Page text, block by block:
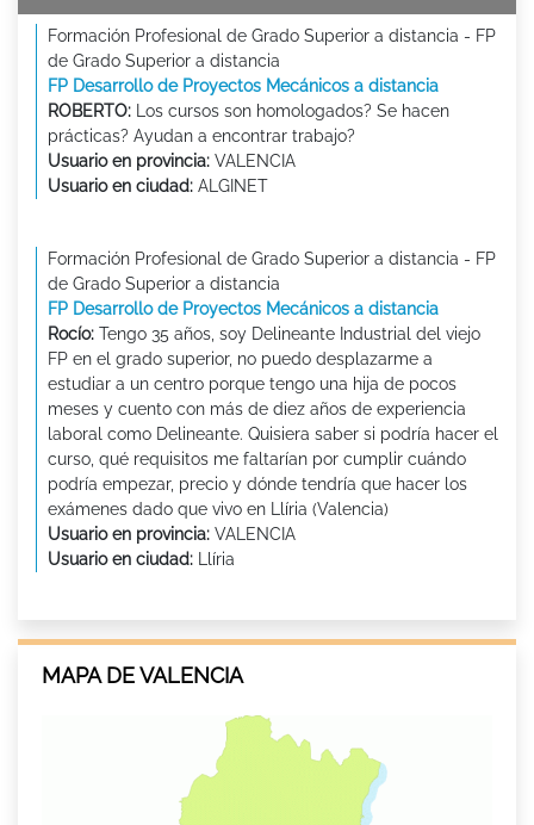
Formación Profesional de Grado Superior a distancia - FP
de Grado Superior a distancia
FP Desarrollo de Proyectos Mecánicos a distancia
ROBERTO: Los cursos son homologados? Se hacen
prácticas? Ayudan a encontrar trabajo?
Usuario en provincia: VALENCIA
Usuario en ciudad: ALGINET
Formación Profesional de Grado Superior a distancia - FP
de Grado Superior a distancia
FP Desarrollo de Proyectos Mecánicos a distancia
Rocío: Tengo 35 años, soy Delineante Industrial del viejo
FP en el grado superior, no puedo desplazarme a
estudiar a un centro porque tengo una hija de pocos
meses y cuento con más de diez años de experiencia
laboral como Delineante. Quisiera saber si podría hacer el
curso, qué requisitos me faltarían por cumplir cuándo
podría empezar, precio y dónde tendría que hacer los
exámenes dado que vivo en Llíria (Valencia)
Usuario en provincia: VALENCIA
Usuario en ciudad: Llíria
MAPA DE VALENCIA